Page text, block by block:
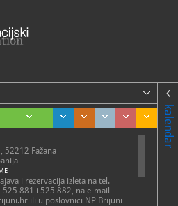
kalendar
52212 Fažana
i rezervacija izleta na tel.
881 i 525 882, na e-mail
ili u poslovnici NP Brijuni